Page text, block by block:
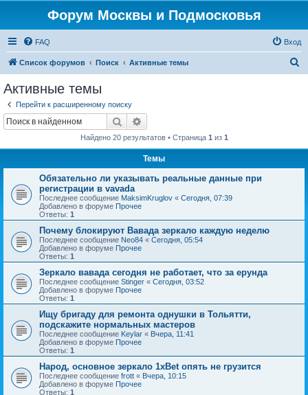
Форум Москвы и Подмосковья
FAQ Вход
Список форумов Поиск Активные темы
Активные темы
Перейти к расширенному поиску
Поиск
Найдено 20 результатов • Страница 1 из 1
Темы
Обязательно ли указывать реальные данные при
регистрации в vavada
Последнее сообщение MaksimKruglov « Сегодня, 07:39
Добавлено в форуме Прочее
Ответы: 1
Почему блокируют Вавада зеркало каждую неделю
Последнее сообщение Neo84 « Сегодня, 05:54
Добавлено в форуме Прочее
Ответы: 1
Зеркало вавада сегодня не работает, что за ерунда
Последнее сообщение Stinger « Сегодня, 03:52
Добавлено в форуме Прочее
Ответы: 1
Ищу бригаду для ремонта однушки в Тольятти,
подскажите нормальных мастеров
Последнее сообщение Keylar « Вчера, 11:41
Добавлено в форуме Прочее
Ответы: 1
Народ, основное зеркало 1xBet опять не грузится
Последнее сообщение frott « Вчера, 10:15
Добавлено в форуме Прочее
Ответы: 1